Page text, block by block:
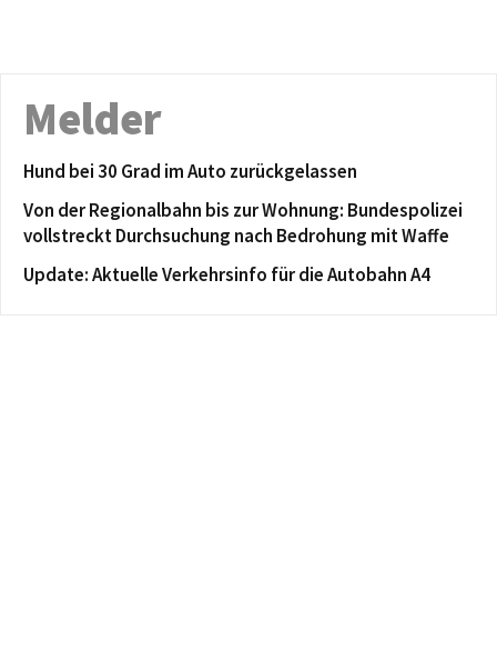
Melder
Hund bei 30 Grad im Auto zurückgelassen
Von der Regionalbahn bis zur Wohnung: Bundespolizei
vollstreckt Durchsuchung nach Bedrohung mit Waffe
Update: Aktuelle Verkehrsinfo für die Autobahn A4